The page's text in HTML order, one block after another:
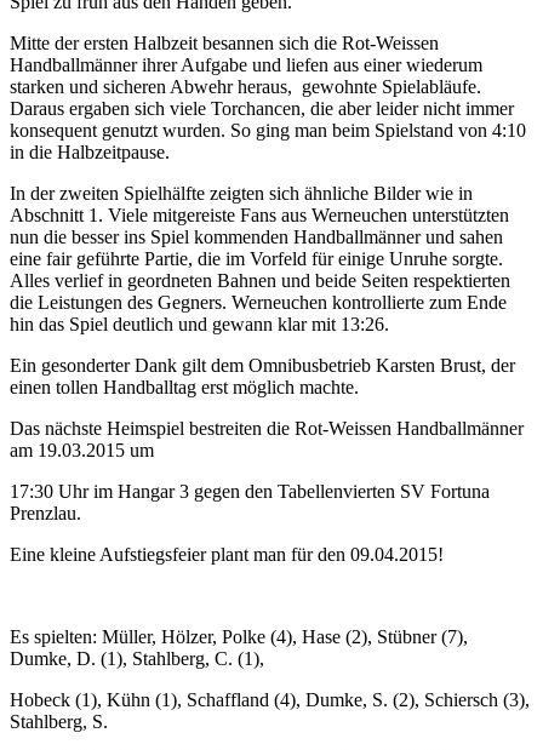
Mitte der ersten Halbzeit besannen sich die Rot-Weissen
Handballmänner ihrer Aufgabe und liefen aus einer wiederum
starken und sicheren Abwehr heraus, gewohnte Spielabläufe.
Daraus ergaben sich viele Torchancen, die aber leider nicht immer
konsequent genutzt wurden. So ging man beim Spielstand von 4:10
in die Halbzeitpause.
In der zweiten Spielhälfte zeigten sich ähnliche Bilder wie in
Abschnitt 1. Viele mitgereiste Fans aus Werneuchen unterstützten
nun die besser ins Spiel kommenden Handballmänner und sahen
eine fair geführte Partie, die im Vorfeld für einige Unruhe sorgte.
Alles verlief in geordneten Bahnen und beide Seiten respektierten
die Leistungen des Gegners. Werneuchen kontrollierte zum Ende
hin das Spiel deutlich und gewann klar mit 13:26.
Ein gesonderter Dank gilt dem Omnibusbetrieb Karsten Brust, der
einen tollen Handballtag erst möglich machte.
Das nächste Heimspiel bestreiten die Rot-Weissen Handballmänner
am 19.03.2015 um
17:30 Uhr im Hangar 3 gegen den Tabellenvierten SV Fortuna
Prenzlau.
Eine kleine Aufstiegsfeier plant man für den 09.04.2015!
Es spielten: Müller, Hölzer, Polke (4), Hase (2), Stübner (7),
Dumke, D. (1), Stahlberg, C. (1),
Hobeck (1), Kühn (1), Schaffland (4), Dumke, S. (2), Schiersch (3),
Stahlberg, S.